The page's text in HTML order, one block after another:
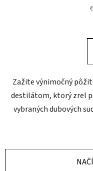
Zažite výnimočný
destilátom, ktorý zrel
vybraných dubových